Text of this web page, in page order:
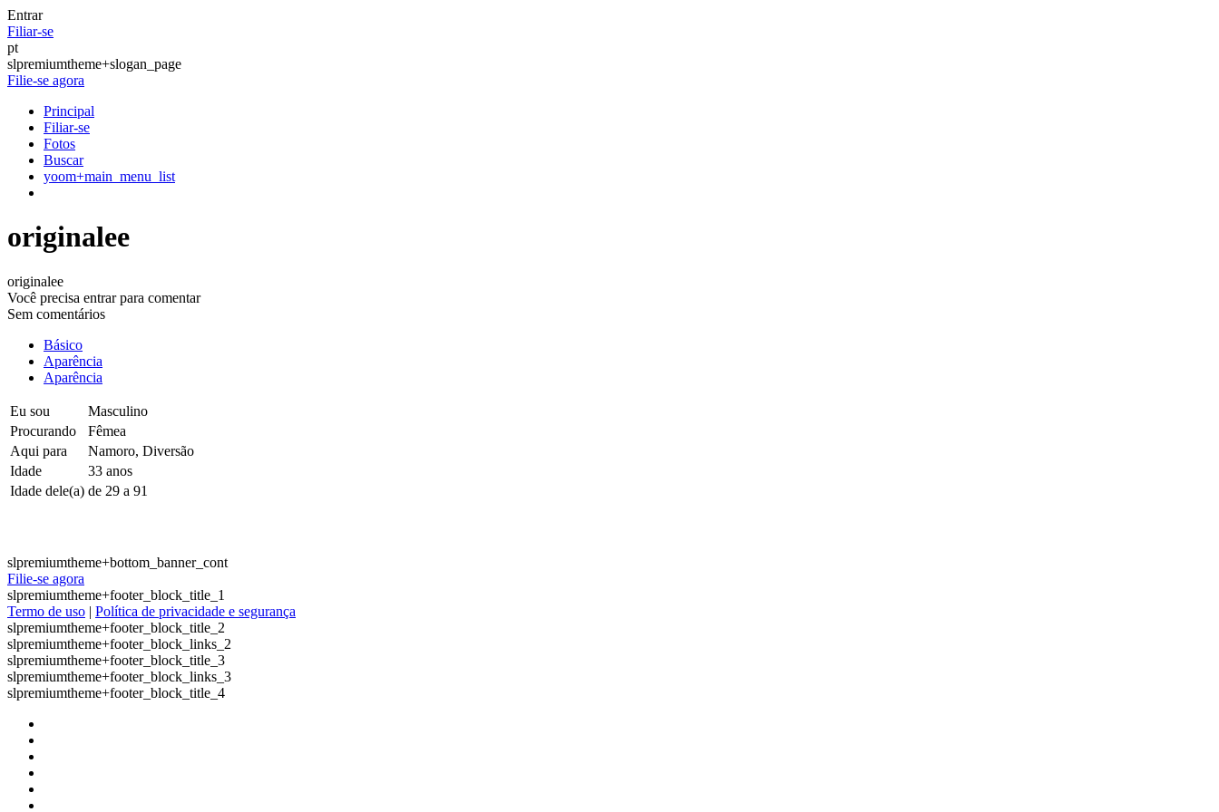
Entrar
Filiar-se
pt
slpremiumtheme+slogan_page
Filie-se agora
Principal
Filiar-se
Fotos
Buscar
yoom+main_menu_list
originalee
originalee
Você precisa entrar para comentar
Sem comentários
Básico
Aparência
Aparência
Eu sou
Masculino
Procurando
Fêmea
Aqui para
Namoro, Diversão
Idade
33 anos
Idade dele(a) de 29 a 91
slpremiumtheme+bottom_banner_cont
Filie-se agora
slpremiumtheme+footer_block_title_1
Termo de uso | Política de privacidade e segurança
slpremiumtheme+footer_block_title_2
slpremiumtheme+footer_block_links_2
slpremiumtheme+footer_block_title_3
slpremiumtheme+footer_block_links_3
slpremiumtheme+footer_block_title_4